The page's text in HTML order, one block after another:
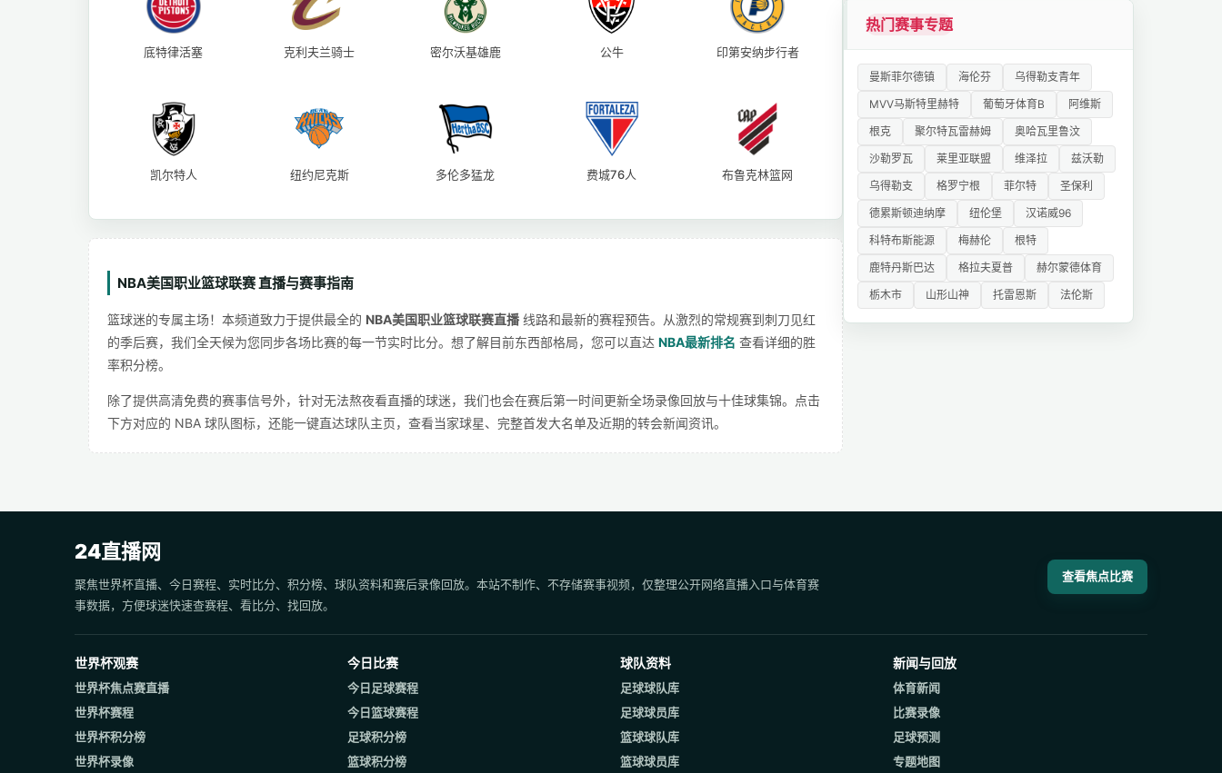
底特律活塞 克利夫兰骑士 密尔沃基雄鹿 公牛 印第安纳步行者
凯尔特人 纽约尼克斯 多伦多猛龙 费城76人 布鲁克林篮网
NBA美国职业篮球联赛 直播与赛事指南
篮球迷的专属主场！本频道致力于提供最全的 NBA美国职业篮球联赛直播 线路和最新的赛程预告。从激烈的常规赛到刺刀见红
的季后赛，我们全天候为您同步各场比赛的每一节实时比分。想了解目前东西部格局，您可以直达 NBA最新排名 查看详细的胜
率积分榜。
除了提供高清免费的赛事信号外，针对无法熬夜看直播的球迷，我们也会在赛后第一时间更新全场录像回放与十佳球集锦。点击
下方对应的 NBA 球队图标，还能一键直达球队主页，查看当家球星、完整首发大名单及近期的转会新闻资讯。
热门赛事专题
曼斯菲尔德镇 海伦芬
乌得勒支青年
MVV马斯特里赫特
葡萄牙体育B
阿维斯
根克
聚尔特瓦雷赫姆
奥哈瓦里鲁汶
沙勒罗瓦
莱里亚联盟 维泽拉
兹沃勒
乌得勒支
格罗宁根 菲尔特
圣保利
德累斯顿迪纳摩
纽伦堡
汉诺威96
科特布斯能源
梅赫伦
根特
鹿特丹斯巴达
格拉夫夏普
赫尔蒙德体育
栃木市
山形山神 托雷恩斯 法伦斯
24直播网
聚焦世界杯直播、今日赛程、实时比分、积分榜、球队资料和赛后录像回放。本站不制作、不存储赛事视频，仅整理公开网络直播入口与体育赛
事数据，方便球迷快速查赛程、看比分、找回放。
查看焦点比赛
世界杯观赛
世界杯焦点赛直播
世界杯赛程
世界杯积分榜
世界杯录像
今日比赛
今日足球赛程
今日篮球赛程
足球积分榜
篮球积分榜
球队资料
足球球队库
足球球员库
篮球球队库
篮球球员库
新闻与回放
体育新闻
比赛录像
足球预测
专题地图